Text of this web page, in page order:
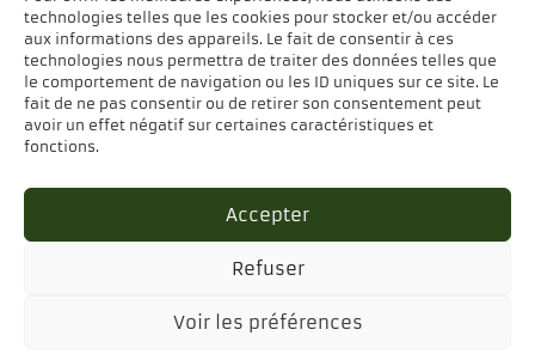
technologies telles que les cookies pour stocker et/ou accéder
aux informations des appareils. Le fait de consentir à ces
technologies nous permettra de traiter des données telles que
le comportement de navigation ou les ID uniques sur ce site. Le
fait de ne pas consentir ou de retirer son consentement peut
avoir un effet négatif sur certaines caractéristiques et
fonctions.
Accepter
Refuser
Voir les préférences
réservés
Mentions légales